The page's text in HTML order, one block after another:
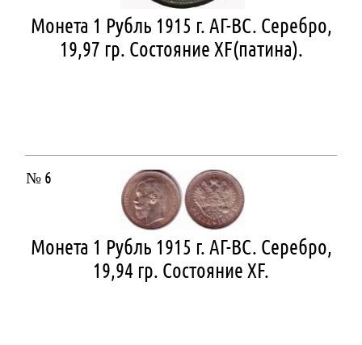
Монета 1 Рубль 1915 г. АГ-ВС. Серебро,
19,97 гр. Состояние ХF(патина).
№ 6
Монета 1 Рубль 1915 г. АГ-ВС. Серебро,
19,94 гр. Состояние ХF.